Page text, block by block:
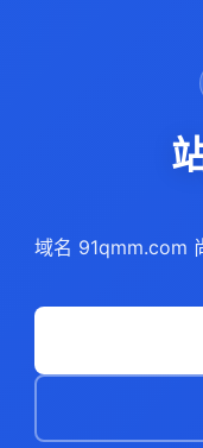
域名 91qmm.com